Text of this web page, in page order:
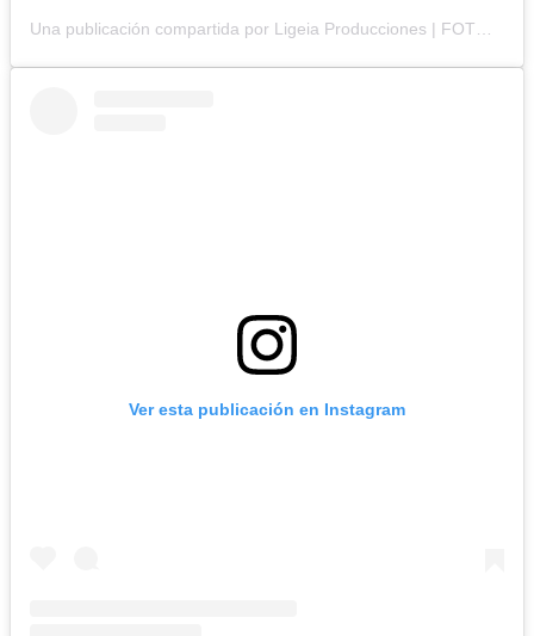
Ver esta publicación en Instagram